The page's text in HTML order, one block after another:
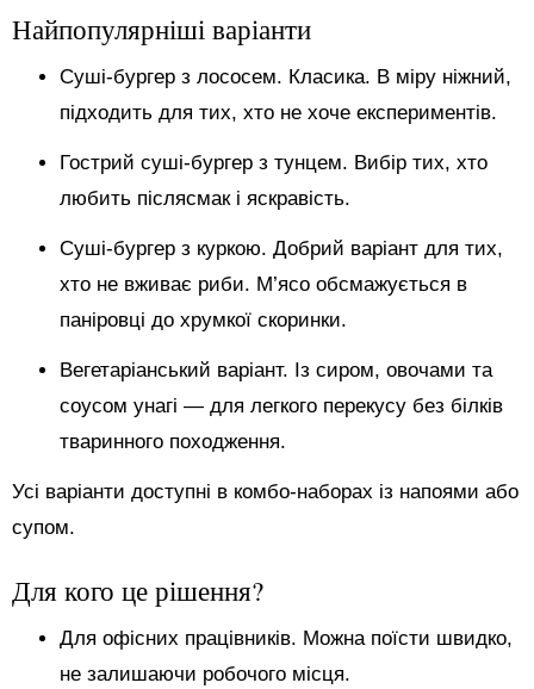
Найпопулярніші варіанти
Суші-бургер з лососем. Класика. В міру ніжний,
підходить для тих, хто не хоче експериментів.
Гострий суші-бургер з тунцем. Вибір тих, хто
любить післясмак і яскравість.
Суші-бургер з куркою. Добрий варіант для тих,
хто не вживає риби. М’ясо обсмажується в
паніровці до хрумкої скоринки.
Вегетаріанський варіант. Із сиром, овочами та
соусом унагі — для легкого перекусу без білків
тваринного походження.
Усі варіанти доступні в комбо-наборах із напоями або
супом.
Для кого це рішення?
Для офісних працівників. Можна поїсти швидко,
не залишаючи робочого місця.